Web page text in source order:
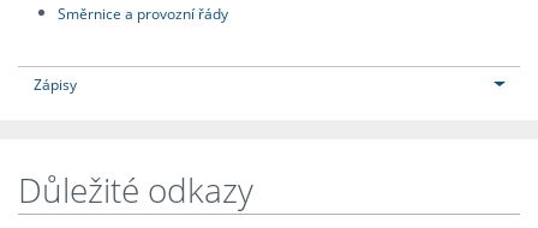
Směrnice a provozní řády
Zápisy
Důležité odkazy